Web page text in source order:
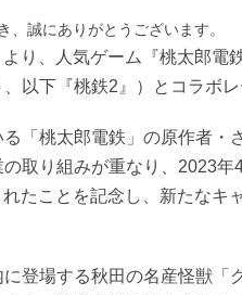
誠にありがとうございます。
り、人気ゲーム『桃太郎電
以下『桃鉄2』）とコラボ
「桃太郎電鉄」の原作者
取り組みが重なり、2023
たことを記念し、新たな
登場する秋田の名産怪獣